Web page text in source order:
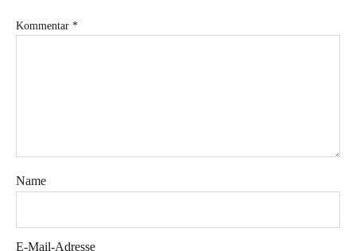
Kommentar *
Name
E-Mail-Adresse